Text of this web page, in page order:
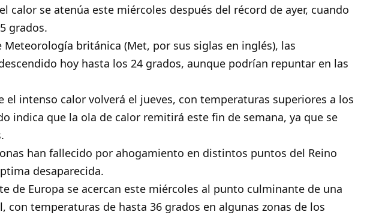
calor se atenúa este miércoles después del récord de ayer, cuando
grados.
Meteorología británica (Met, por sus siglas en inglés), las
hoy hasta los 24 grados, aunque podrían repuntar en las
el intenso calor volverá el jueves, con temperaturas superiores a los
indica que la ola de calor remitirá este fin de semana, ya que se
han fallecido por ahogamiento en distintos puntos del Reino
desaparecida.
de Europa se acercan este miércoles al punto culminante de una
con temperaturas de hasta 36 grados en algunas zonas de los